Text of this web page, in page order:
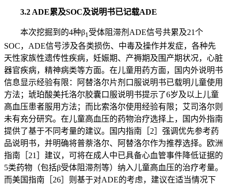
3.2 ADE累及SOC及说明书已记载ADE
本次挖掘到的4种β1受体阻滞剂ADE信号共累及21个
SOC，ADE信号涉及各类损伤、中毒及操作并发症，各种先
天性家族性遗传性疾病，妊娠期、产褥期及围产期状况，心脏
器官疾病，精神病类等方面。在儿童用药方面，国内外说明书
信息显示经验有限：阿替洛尔片剂口服说明书已载明儿童使用
方法；琥珀酸美托洛尔胶囊口服说明书提示了6岁及以上儿童
高血压患者服用方法；而比索洛尔使用经验有限；艾司洛尔则
未有充分研究。在儿童高血压的药物治疗选择上，国内外指南
提供了基于不同考量的建议。国内指南［2］强调优先参考药
品说明书，并明确将普萘洛尔、阿替洛尔作为推荐选择。欧洲
指南［21］建议，可将在成人中已具备心血管事件降低证据的
5类药物（包括β受体阻滞剂等）纳入儿童高血压的治疗考量。
而美国指南［26］则基于对ADE的考虑，建议在适当情况下